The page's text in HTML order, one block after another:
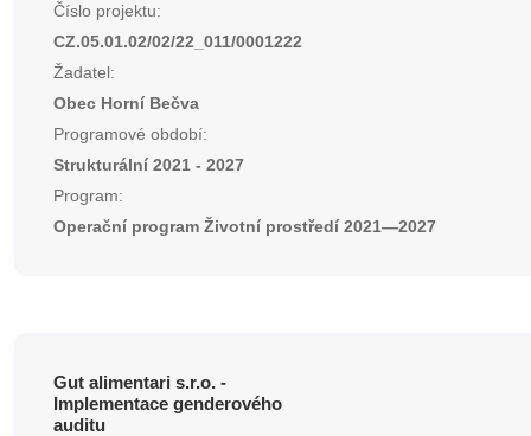
Číslo projektu:
CZ.05.01.02/02/22_011/0001222
Žadatel:
Obec Horní Bečva
Programové období:
Strukturální 2021 - 2027
Program:
Operační program Životní prostředí 2021—2027
Gut alimentari s.r.o. -
Implementace genderového
auditu